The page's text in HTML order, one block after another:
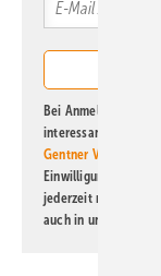
Bei Anmeldung zu
interessante
Gentner Verlag
Einwilligung kann
jederzeit möglich.
auch in unserer